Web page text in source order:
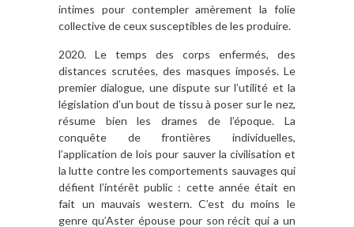
intimes pour contempler amèrement la folie
collective de ceux susceptibles de les produire.
2020. Le temps des corps enfermés, des
distances scrutées, des masques imposés. Le
premier dialogue, une dispute sur l’utilité et la
législation d’un bout de tissu à poser sur le nez,
résume bien les drames de l’époque. La
conquête de frontières individuelles,
l’application de lois pour sauver la civilisation et
la lutte contre les comportements sauvages qui
défient l’intérêt public : cette année était en
fait un mauvais western. C’est du moins le
genre qu’Aster épouse pour son récit qui a un